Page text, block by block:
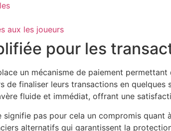
aux les joueurs
pour les
un mécanisme de paiement
finaliser leurs transactions en
fluide et immédiat, offrant une
signifie pas pour cela un compromis
alternatifs qui garantissent la